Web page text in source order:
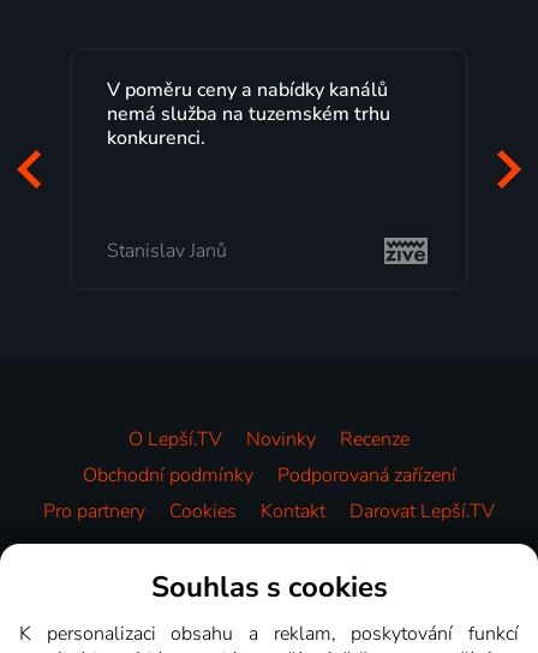
nabídky kanálů
trhu
Lepší.TV sleduji už několik
maximální spokojeností.
začátek programu, to je
Milada Tomešová
O Lepší.TV Novinky
Recenze
Obchodní podmínky
Podporovaná zařízení
Pro partnery
Cookies Kontakt Darovat Lepší.TV
Videotéka
Souhlas s cookies
K personalizaci obsahu a reklam, poskytování funkcí